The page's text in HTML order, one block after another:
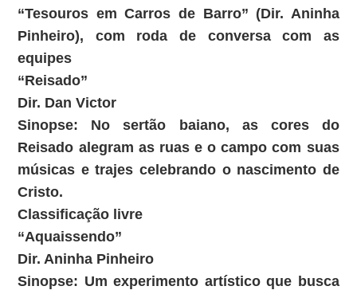
“Tesouros em Carros de Barro” (Dir. Aninha
Pinheiro), com roda de conversa com as
equipes
“Reisado”
Dir. Dan Victor
Sinopse: No sertão baiano, as cores do
Reisado alegram as ruas e o campo com suas
músicas e trajes celebrando o nascimento de
Cristo.
Classificação livre
“Aquaissendo”
Dir. Aninha Pinheiro
Sinopse: Um experimento artístico que busca